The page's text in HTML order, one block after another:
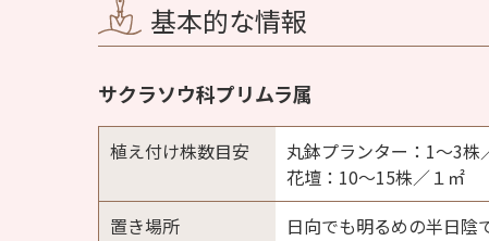
基本的な情報
サクラソウ科プリムラ属
植え付け株数目安
丸鉢プランター：1〜3
花壇：10～15株／１㎡
置き場所
日向でも明るめの半日陰